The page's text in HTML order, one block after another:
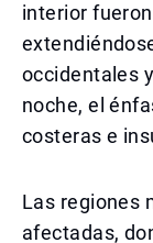
interior
occidentales
noche, el
costeras e
Las regiones
afectadas,